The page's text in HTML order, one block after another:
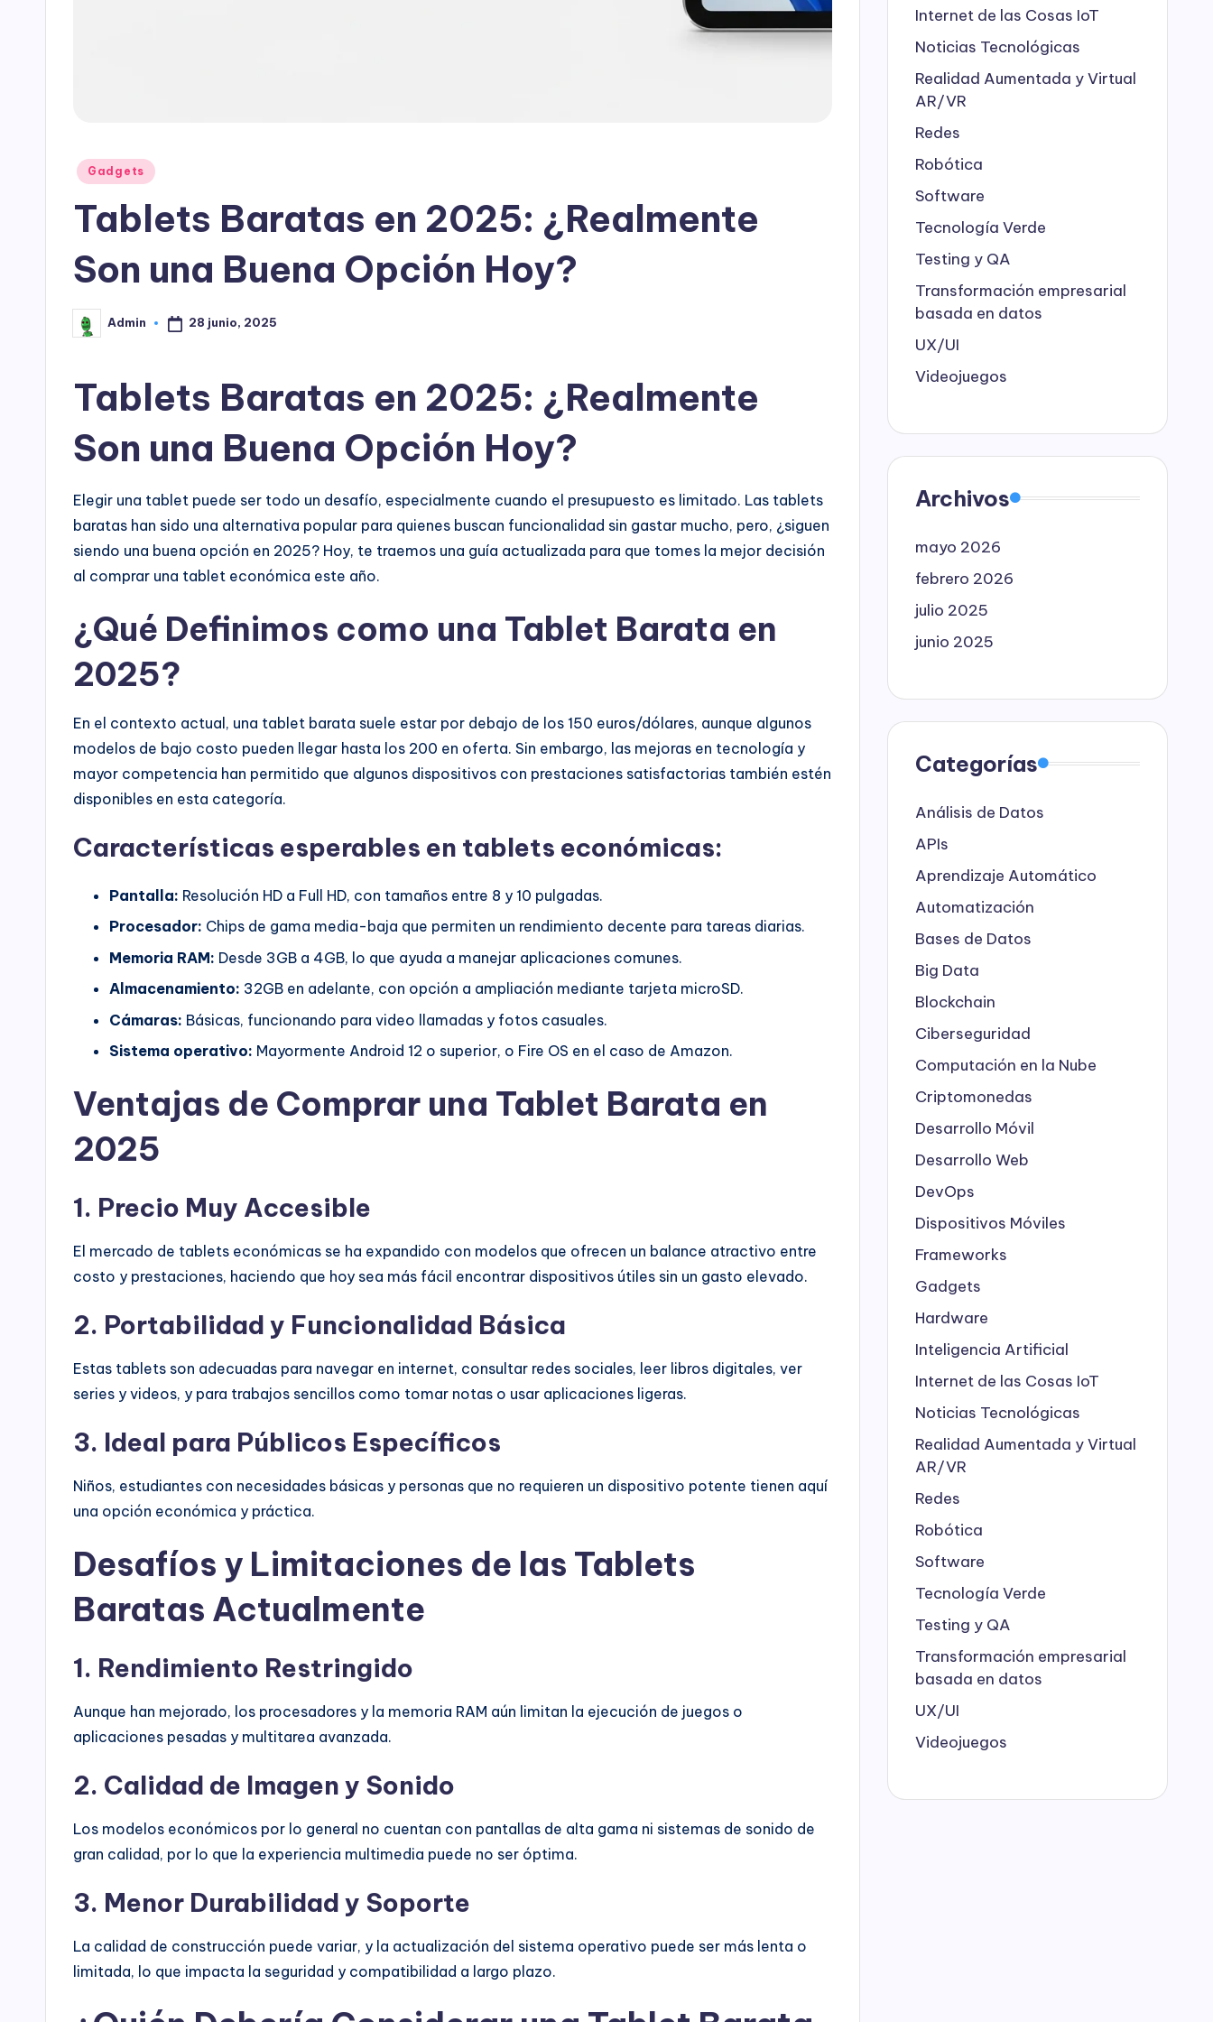
Publicado
Gadgets
Tablets Baratas en 2025: ¿Realmente
Son una Buena Opción Hoy?
Publicado
por
Admin 28 junio, 2025
Tablets Baratas en 2025: ¿Realmente
Son una Buena Opción Hoy?
Elegir una tablet puede ser todo un desafío, especialmente cuando el presupuesto es limitado. Las tablets
baratas han sido una alternativa popular para quienes buscan funcionalidad sin gastar mucho, pero, ¿siguen
siendo una buena opción en 2025? Hoy, te traemos una guía actualizada para que tomes la mejor decisión
al comprar una tablet económica este año.
¿Qué Definimos como una Tablet Barata en
2025?
En el contexto actual, una tablet barata suele estar por debajo de los 150 euros/dólares, aunque algunos
modelos de bajo costo pueden llegar hasta los 200 en oferta. Sin embargo, las mejoras en tecnología y
mayor competencia han permitido que algunos dispositivos con prestaciones satisfactorias también estén
disponibles en esta categoría.
Características esperables en tablets económicas:
Pantalla: Resolución HD a Full HD, con tamaños entre 8 y 10 pulgadas.
Procesador: Chips de gama media-baja que permiten un rendimiento decente para tareas diarias.
Memoria RAM: Desde 3GB a 4GB, lo que ayuda a manejar aplicaciones comunes.
Almacenamiento: 32GB en adelante, con opción a ampliación mediante tarjeta microSD.
Cámaras: Básicas, funcionando para video llamadas y fotos casuales.
Sistema operativo: Mayormente Android 12 o superior, o Fire OS en el caso de Amazon.
Ventajas de Comprar una Tablet Barata en
2025
1. Precio Muy Accesible
El mercado de tablets económicas se ha expandido con modelos que ofrecen un balance atractivo entre
costo y prestaciones, haciendo que hoy sea más fácil encontrar dispositivos útiles sin un gasto elevado.
2. Portabilidad y Funcionalidad Básica
Estas tablets son adecuadas para navegar en internet, consultar redes sociales, leer libros digitales, ver
series y videos, y para trabajos sencillos como tomar notas o usar aplicaciones ligeras.
3. Ideal para Públicos Específicos
Niños, estudiantes con necesidades básicas y personas que no requieren un dispositivo potente tienen aquí
una opción económica y práctica.
Desafíos y Limitaciones de las Tablets
Baratas Actualmente
1. Rendimiento Restringido
Aunque han mejorado, los procesadores y la memoria RAM aún limitan la ejecución de juegos o
aplicaciones pesadas y multitarea avanzada.
2. Calidad de Imagen y Sonido
Los modelos económicos por lo general no cuentan con pantallas de alta gama ni sistemas de sonido de
gran calidad, por lo que la experiencia multimedia puede no ser óptima.
3. Menor Durabilidad y Soporte
La calidad de construcción puede variar, y la actualización del sistema operativo puede ser más lenta o
limitada, lo que impacta la seguridad y compatibilidad a largo plazo.
Internet de las Cosas IoT
Noticias Tecnológicas
Realidad Aumentada y Virtual
AR/VR
Redes
Robótica
Software
Tecnología Verde
Testing y QA
Transformación empresarial
basada en datos
UX/UI
Videojuegos
Archivos
mayo 2026
febrero 2026
julio 2025
junio 2025
Categorías
Análisis de Datos
APIs
Aprendizaje Automático
Automatización
Bases de Datos
Big Data
Blockchain
Ciberseguridad
Computación en la Nube
Criptomonedas
Desarrollo Móvil
Desarrollo Web
DevOps
Dispositivos Móviles
Frameworks
Gadgets
Hardware
Inteligencia Artificial
Internet de las Cosas IoT
Noticias Tecnológicas
Realidad Aumentada y Virtual
AR/VR
Redes
Robótica
Software
Tecnología Verde
Testing y QA
Transformación empresarial
basada en datos
UX/UI
Videojuegos